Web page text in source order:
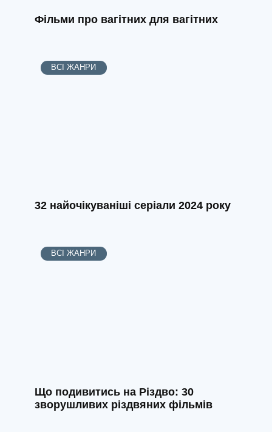
Фільми про вагітних для вагітних
ВСІ ЖАНРИ
32 найочікуваніші серіали 2024 року
ВСІ ЖАНРИ
Що подивитись на Різдво: 30
зворушливих різдвяних фільмів